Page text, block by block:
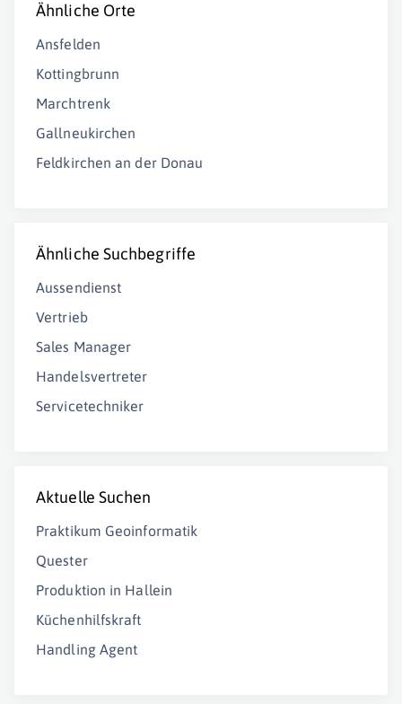
Ähnliche Orte
Ansfelden
Kottingbrunn
Marchtrenk
Gallneukirchen
Feldkirchen an der Donau
Ähnliche Suchbegriffe
Aussendienst
Vertrieb
Sales Manager
Handelsvertreter
Servicetechniker
Aktuelle Suchen
Praktikum Geoinformatik
Quester
Produktion in Hallein
Küchenhilfskraft
Handling Agent